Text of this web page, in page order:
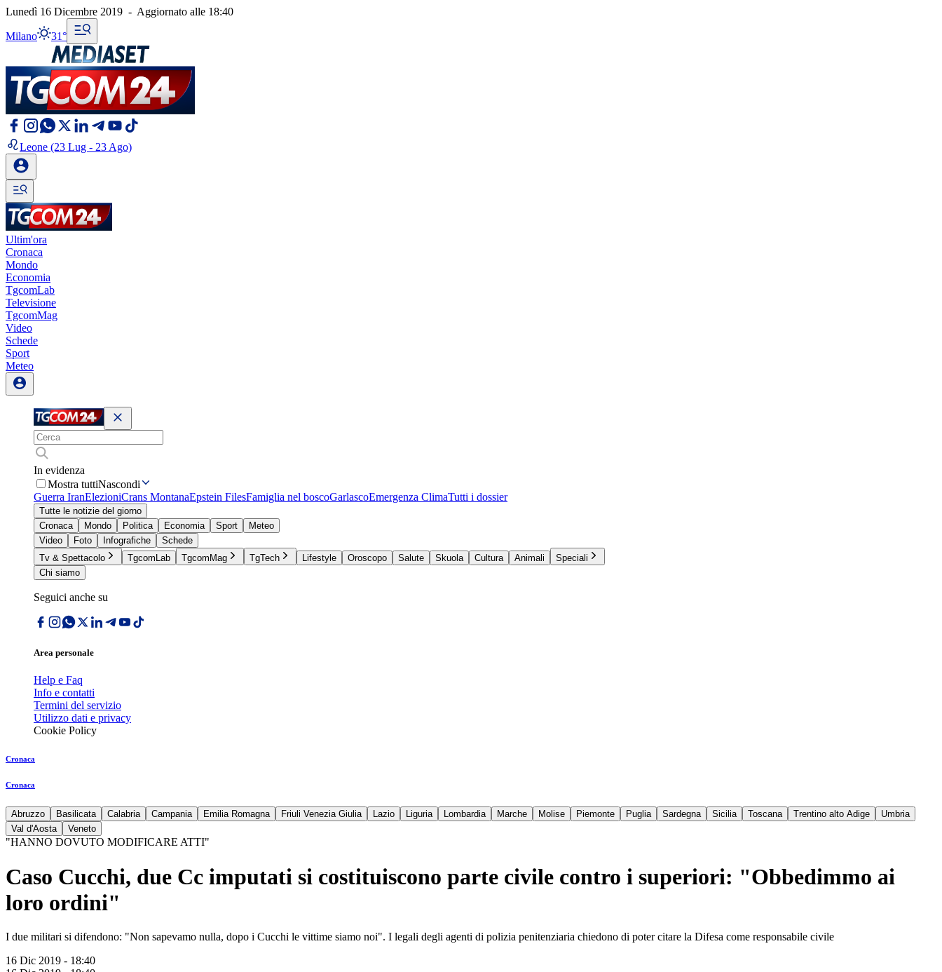
Lunedì 16 Dicembre 2019 - Aggiornato alle 18:40
Milano 31°
Leone (23 Lug - 23 Ago)
Ultim'ora
Cronaca
Mondo
Economia
TgcomLab
Televisione
TgcomMag
Video
Schede
Sport
Meteo
In evidenza
Mostra tuttiNascondi
Guerra IranElezioniCrans MontanaEpstein FilesFamiglia nel boscoGarlascoEmergenza ClimaTutti i dossier
Tutte le notizie del giorno
Cronaca
Mondo Politica Economia Sport
Meteo
Video
Foto Infografiche
Schede
Tv & Spettacolo
TgcomLab TgcomMag TgTech Lifestyle Oroscopo Salute Skuola Cultura Animali
Speciali
Chi siamo
Seguici anche su
Area personale
Help e Faq
Info e contatti
Termini del servizio
Utilizzo dati e privacy
Cookie Policy
Cronaca
Cronaca
Abruzzo Basilicata Calabria Campania Emilia Romagna Friuli Venezia Giulia Lazio Liguria Lombardia Marche Molise Piemonte Puglia Sardegna Sicilia Toscana Trentino alto Adige
Umbria
Val d'Aosta
Veneto
"HANNO DOVUTO MODIFICARE ATTI"
Caso Cucchi, due Cc imputati si costituiscono parte civile contro i superiori: "Obbedimmo ai
loro ordini"
I due militari si difendono: "Non sapevamo nulla, dopo i Cucchi le vittime siamo noi". I legali degli agenti di polizia penitenziaria chiedono di poter citare la Difesa come responsabile civile
16 Dic 2019 - 18:40